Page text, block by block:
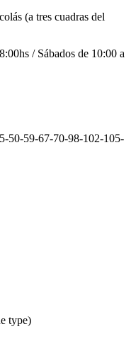
(a tres cuadras del
/ Sábados de 10:00 a
50-59-67-70-98-102-105-
type)